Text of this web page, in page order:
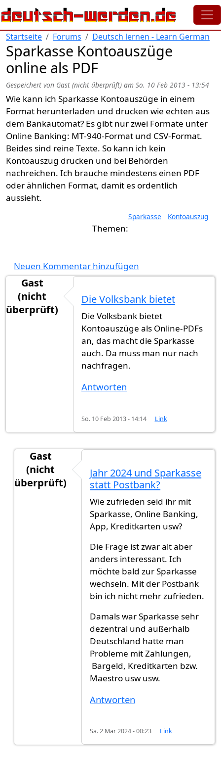
Direkt zum Inhalt
Startseite Forums Deutsch lernen - Learn German
Sparkasse Kontoauszüge
online als PDF
Gespeichert von Gast (nicht überprüft) am So. 10 Feb 2013 - 13:54
Wie kann ich Sparkasse Kontoauszüge in einem
Format herunterladen und drucken wie echten aus
dem Bankautomat? Es gibt nur zwei Formate unter
Online Banking: MT-940-Format und CSV-Format.
Beides sind reine Texte. So kann ich kein
Kontoauszug drucken und bei Behörden
nachreichen. Ich brauche mindestens einen PDF
oder ähnlichen Format, damit es ordentlich
aussieht.
Sparkasse Kontoauszug
Neuen Kommentar hinzufügen
Gast
(nicht
überprüft)
Die Volksbank bietet
Die Volksbank bietet
Kontoauszüge als Online-PDFs
an, das macht die Sparkasse
auch. Da muss man nur nach
nachfragen.
Antworten
So. 10 Feb 2013 - 14:14 Link
Gast
(nicht
überprüft)
Jahr 2024 und Sparkasse
statt Postbank?
Wie zufrieden seid ihr mit
Sparkasse, Online Banking,
App, Kreditkarten usw?
Die Frage ist zwar alt aber
anders interessant. Ich
möchte bald zur Sparkasse
wechseln. Mit der Postbank
bin ich nicht mehr zufrieden.
Damals war Sparkasse sehr
dezentral und außerhalb
Deutschland hatte man
Probleme mit Zahlungen,
Bargeld, Kreditkarten bzw.
Maestro usw usw.
Antworten
Sa. 2 Mär 2024 - 00:23 Link